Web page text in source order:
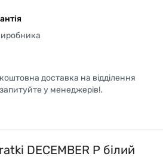
доставка на відділення
у менеджерів!.
DECEMBER P білий